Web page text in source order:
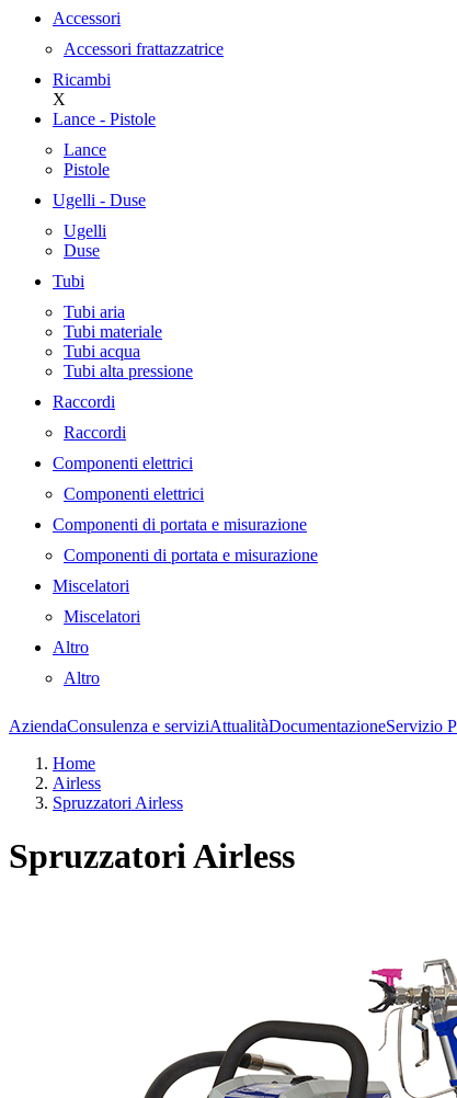
Accessori
Accessori frattazzatrice
Ricambi
X
Lance - Pistole
Lance
Pistole
Ugelli - Duse
Ugelli
Duse
Tubi
Tubi aria
Tubi materiale
Tubi acqua
Tubi alta pressione
Raccordi
Raccordi
Componenti elettrici
Componenti elettrici
Componenti di portata e misurazione
Componenti di portata e misurazione
Miscelatori
Miscelatori
Altro
Altro
AziendaConsulenza e serviziAttualitàDocumentazioneServizio
Home
Airless
Spruzzatori Airless
Spruzzatori Airless